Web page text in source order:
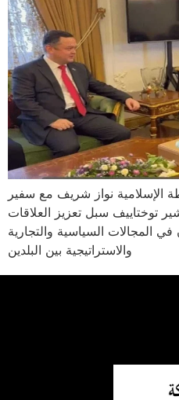
الإسلامية نواز شريف مع سفير
توختاييف سبل تعزيز العلاقات
في المجالات السياسية والتجارية
والاستراتيجية بين البلدين